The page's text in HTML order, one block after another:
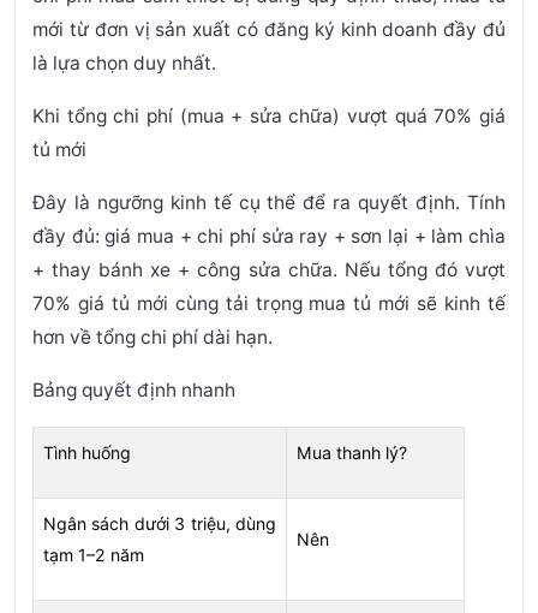
mới từ đơn vị sản xuất có đăng ký kinh doanh đầy đủ
là lựa chọn duy nhất.
Khi tổng chi phí (mua + sửa chữa) vượt quá 70% giá
tủ mới
Đây là ngưỡng kinh tế cụ thể để ra quyết định. Tính
đầy đủ: giá mua + chi phí sửa ray + sơn lại + làm chìa
+ thay bánh xe + công sửa chữa. Nếu tổng đó vượt
70% giá tủ mới cùng tải trọng mua tủ mới sẽ kinh tế
hơn về tổng chi phí dài hạn.
Bảng quyết định nhanh
Tình huống Mua thanh lý?
Ngân sách dưới 3 triệu, dùng
tạm 1–2 năm
Nên